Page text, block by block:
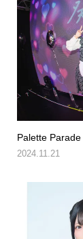
Palette Parade
2024.11.21